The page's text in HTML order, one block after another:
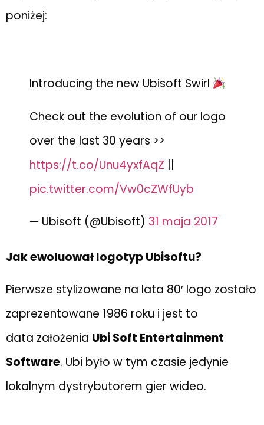
poniżej:
Introducing the new Ubisoft Swirl
Check out the evolution of our logo
over the last 30 years >>
https://t.co/Unu4yxfAqZ ||
pic.twitter.com/Vw0cZWfUyb
— Ubisoft (@Ubisoft) 31 maja 2017
Jak ewoluował logotyp Ubisoftu?
Pierwsze stylizowane na lata 80′ logo zostało
zaprezentowane 1986 roku i jest to
data założenia Ubi Soft Entertainment
Software. Ubi było w tym czasie jedynie
lokalnym dystrybutorem gier wideo.